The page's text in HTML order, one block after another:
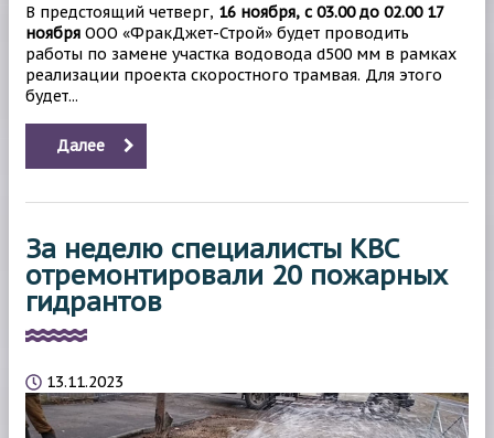
В предстоящий четверг, 16 ноября, с 03.00 до 02.00 17
ноября ООО «ФракДжет-Строй» будет проводить
работы по замене участка водовода d500 мм в рамках
реализации проекта скоростного трамвая. Для этого
будет...
Далее
За неделю специалисты КВС
отремонтировали 20 пожарных
гидрантов
13.11.2023